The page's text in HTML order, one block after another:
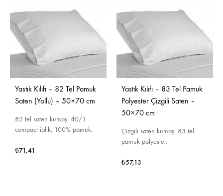
Yastık Kılıfı – 82 Tel Pamuk
Saten (Yollu) – 50×70 cm
82 tel saten kumaş, 40/1
compact iplik, 100% pamuk.
₺71,41
Yastık Kılıfı – 83 Tel Pamuk
Polyester Çizgili Saten –
50×70 cm
Çizgili saten kumaş, 83 tel
pamuk polyester.
₺57,13